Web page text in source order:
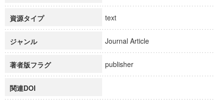
資源タイプ text
ジャンル Journal Article
著者版フラグ publisher
関連DOI